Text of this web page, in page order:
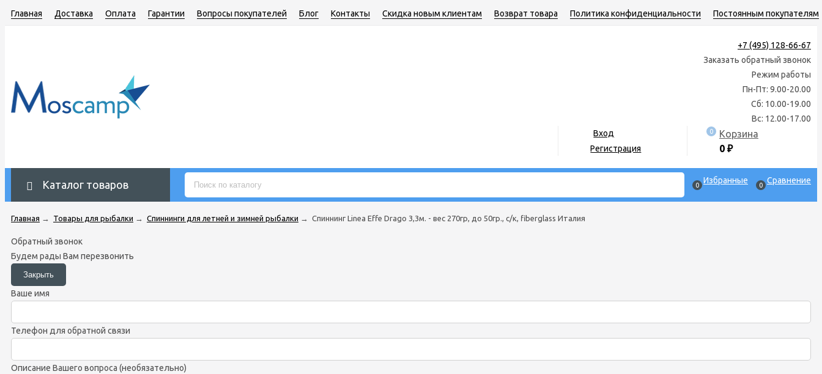
Главная Доставка Оплата Гарантии Вопросы покупателей Блог Контакты Скидка новым клиентам Возврат товара Политика конфиденциальности Постоянным покупателям
+7 (495) 128-66-67
Заказать обратный звонок
Режим работы
Пн-Пт: 9.00-20.00
Сб: 10.00-19.00
Вс: 12.00-17.00
Вход
Регистрация
0
Корзина
0 ₽
Каталог товаров 0 Избранные 0 Сравнение
Главная → Товары для рыбалки → Спиннинги для летней и зимней рыбалки → Спиннинг Linea Effe Drago 3,3м. - вес 270гр, до 50гр., с/к, fiberglass Италия
Обратный звонок
Будем рады Вам перезвонить
Ваше имя
Телефон для обратной связи
Описание Вашего вопроса (необязательно)